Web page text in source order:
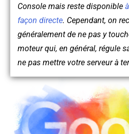
Console mais reste disponible
façon directe. Cependant, on
généralement de ne pas y
moteur qui, en général, régule
ne pas mettre votre serveur à